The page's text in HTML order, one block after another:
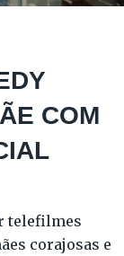
COM
telefilmes
corajosas e